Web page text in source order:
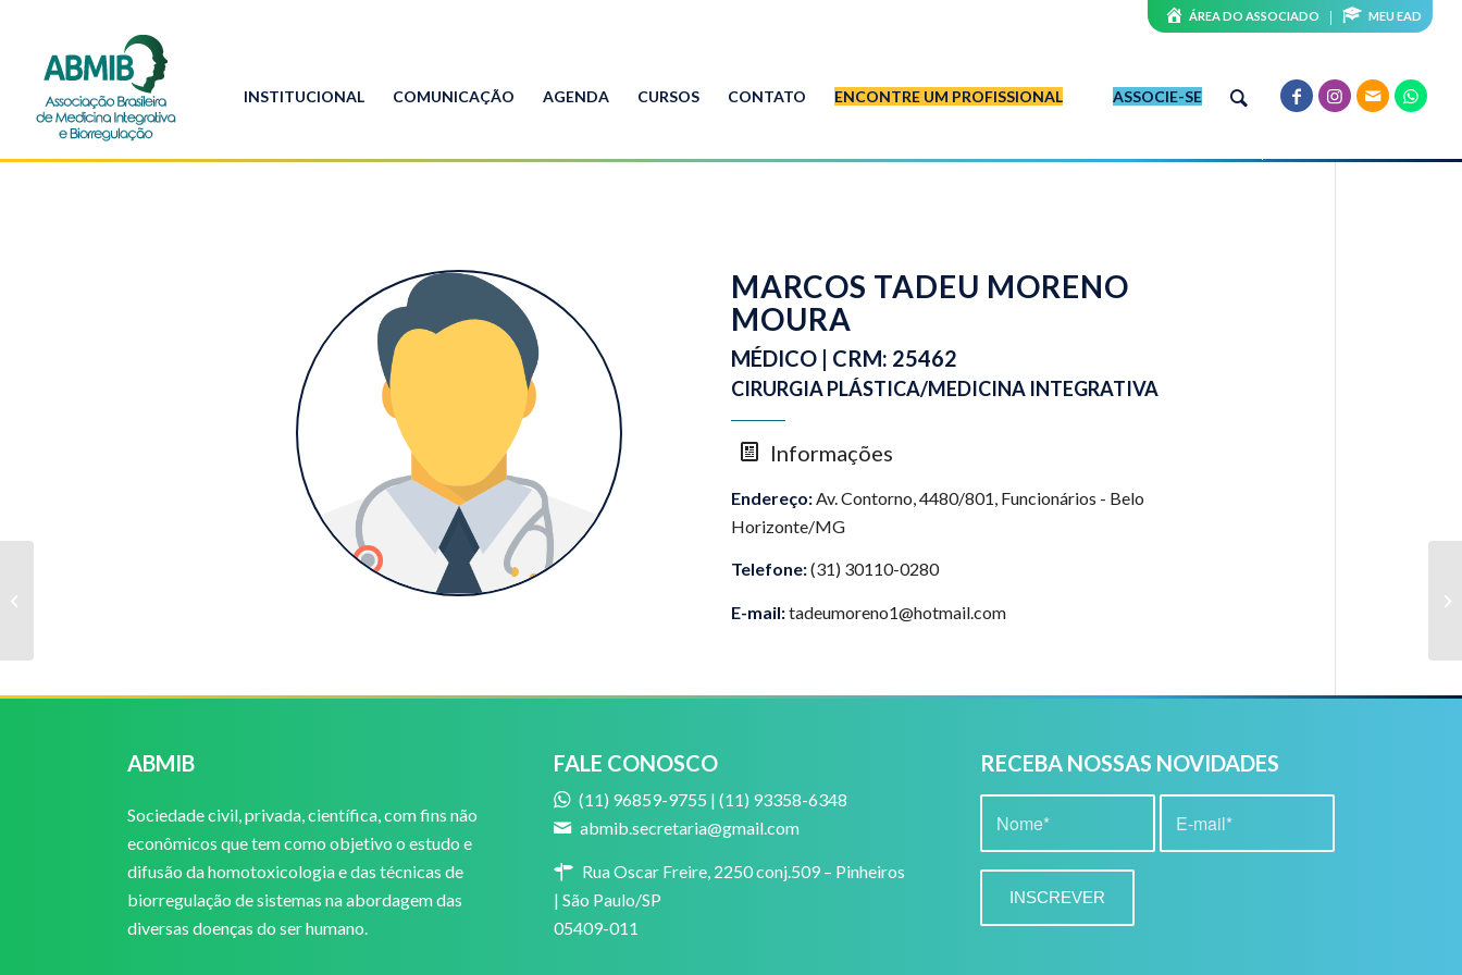
ÁREA DO ASSOCIADO MEU EAD
INSTITUCIONAL COMUNICAÇÃO AGENDA CURSOS CONTATO ENCONTRE UM PROFISSIONAL ASSOCIE-SE
MARCOS TADEU MORENO
MOURA
MÉDICO | CRM: 25462
CIRURGIA PLÁSTICA/MEDICINA INTEGRATIVA
Informações
Endereço: Av. Contorno, 4480/801, Funcionários - Belo
Horizonte/MG
Telefone:(31) 30110-0280
E-mail:tadeumoreno1@hotmail.com
ABMIB
Sociedade civil, privada, científica, com fins não
econômicos que tem como objetivo o estudo e
difusão da homotoxicologia e das técnicas de
biorregulação de sistemas na abordagem das
diversas doenças do ser humano.
FALE CONOSCO
(11) 96859-9755 | (11) 93358-6348
abmib.secretaria@gmail.com
Rua Oscar Freire, 2250 conj.509 – Pinheiros
| São Paulo/SP
05409-011
RECEBA NOSSAS NOVIDADES